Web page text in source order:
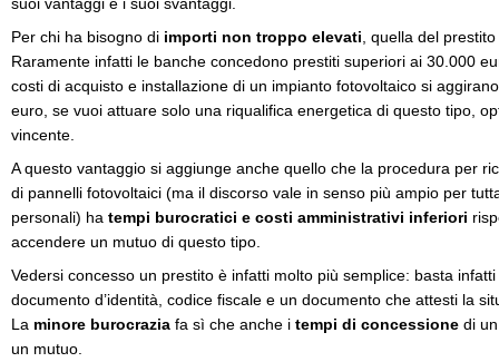
Per chi ha bisogno di importi non troppo elevati , quella del
Raramente infatti le banche concedono prestiti superiori ai 30.000
costi di acquisto e installazione di un impianto fotovoltaico si
euro, se vuoi attuare solo una riqualifica energetica di questo tipo,
vincente.
A questo vantaggio si aggiunge anche quello che la procedura per
di pannelli fotovoltaici (ma il discorso vale in senso più ampio per
personali) ha tempi burocratici e costi amministrativi inferiori
accendere un mutuo di questo tipo.
Vedersi concesso un prestito è infatti molto più semplice: basta
documento d’identità, codice fiscale e un documento che attesti la
La minore burocrazia fa sì che anche i tempi di concessione di
un mutuo.